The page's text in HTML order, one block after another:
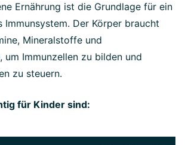
Ernährung ist die Grundlage für ein
Immunsystem. Der Körper braucht
Mineralstoffe und
um Immunzellen zu bilden und
zu steuern.
für Kinder sind: